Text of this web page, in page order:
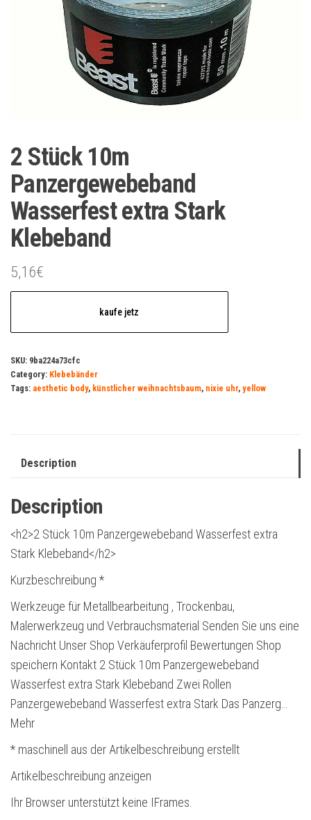
2 Stück 10m
Panzergewebeband
Wasserfest extra Stark
Klebeband
5,16€
kaufe jetz
SKU: 9ba224a73cfc
Category: Klebebänder
Tags: aesthetic body, künstlicher weihnachtsbaum, nixie uhr, yellow
Description
Description
<h2>2 Stück 10m Panzergewebeband Wasserfest extra
Stark Klebeband</h2>
Kurzbeschreibung *
Werkzeuge für Metallbearbeitung , Trockenbau,
Malerwerkzeug und Verbrauchsmaterial Senden Sie uns eine
Nachricht Unser Shop Verkäuferprofil Bewertungen Shop
speichern Kontakt 2 Stück 10m Panzergewebeband
Wasserfest extra Stark Klebeband Zwei Rollen
Panzergewebeband Wasserfest extra Stark Das Panzerg…
Mehr
* maschinell aus der Artikelbeschreibung erstellt
Artikelbeschreibung anzeigen
Ihr Browser unterstützt keine IFrames.